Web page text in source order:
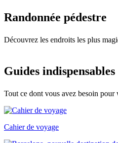
Randonnée pédestre
Découvrez les endroits les plus
Guides indispensables
Tout ce dont vous avez besoin pour
Cahier de voyage